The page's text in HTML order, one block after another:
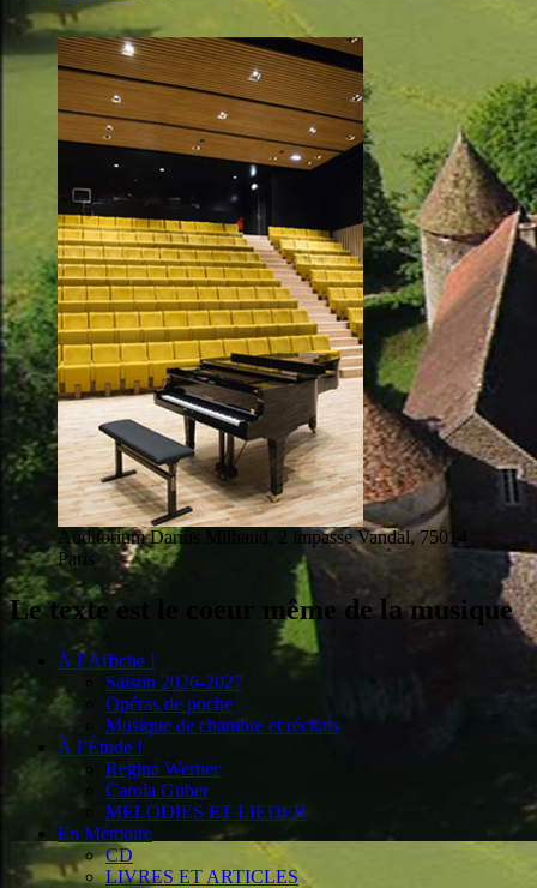
Auditorium Darius Milhaud, 2 impasse Vandal, 75014
Paris
Le texte est le coeur même de la musique
À l’Affiche !
Saison 2026-2027
Opéras de poche
Musique de chambre et récitals
À l’Étude !
Regina Werner
Carola Guber
MÉLODIES ET LIEDER
En Mémoire
CD
LIVRES ET ARTICLES